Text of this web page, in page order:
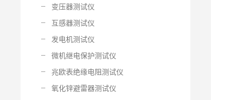
变压器测试仪
互感器测试仪
发电机测试仪
微机继电保护测试仪
兆欧表绝缘电阻测试仪
氧化锌避雷器测试仪